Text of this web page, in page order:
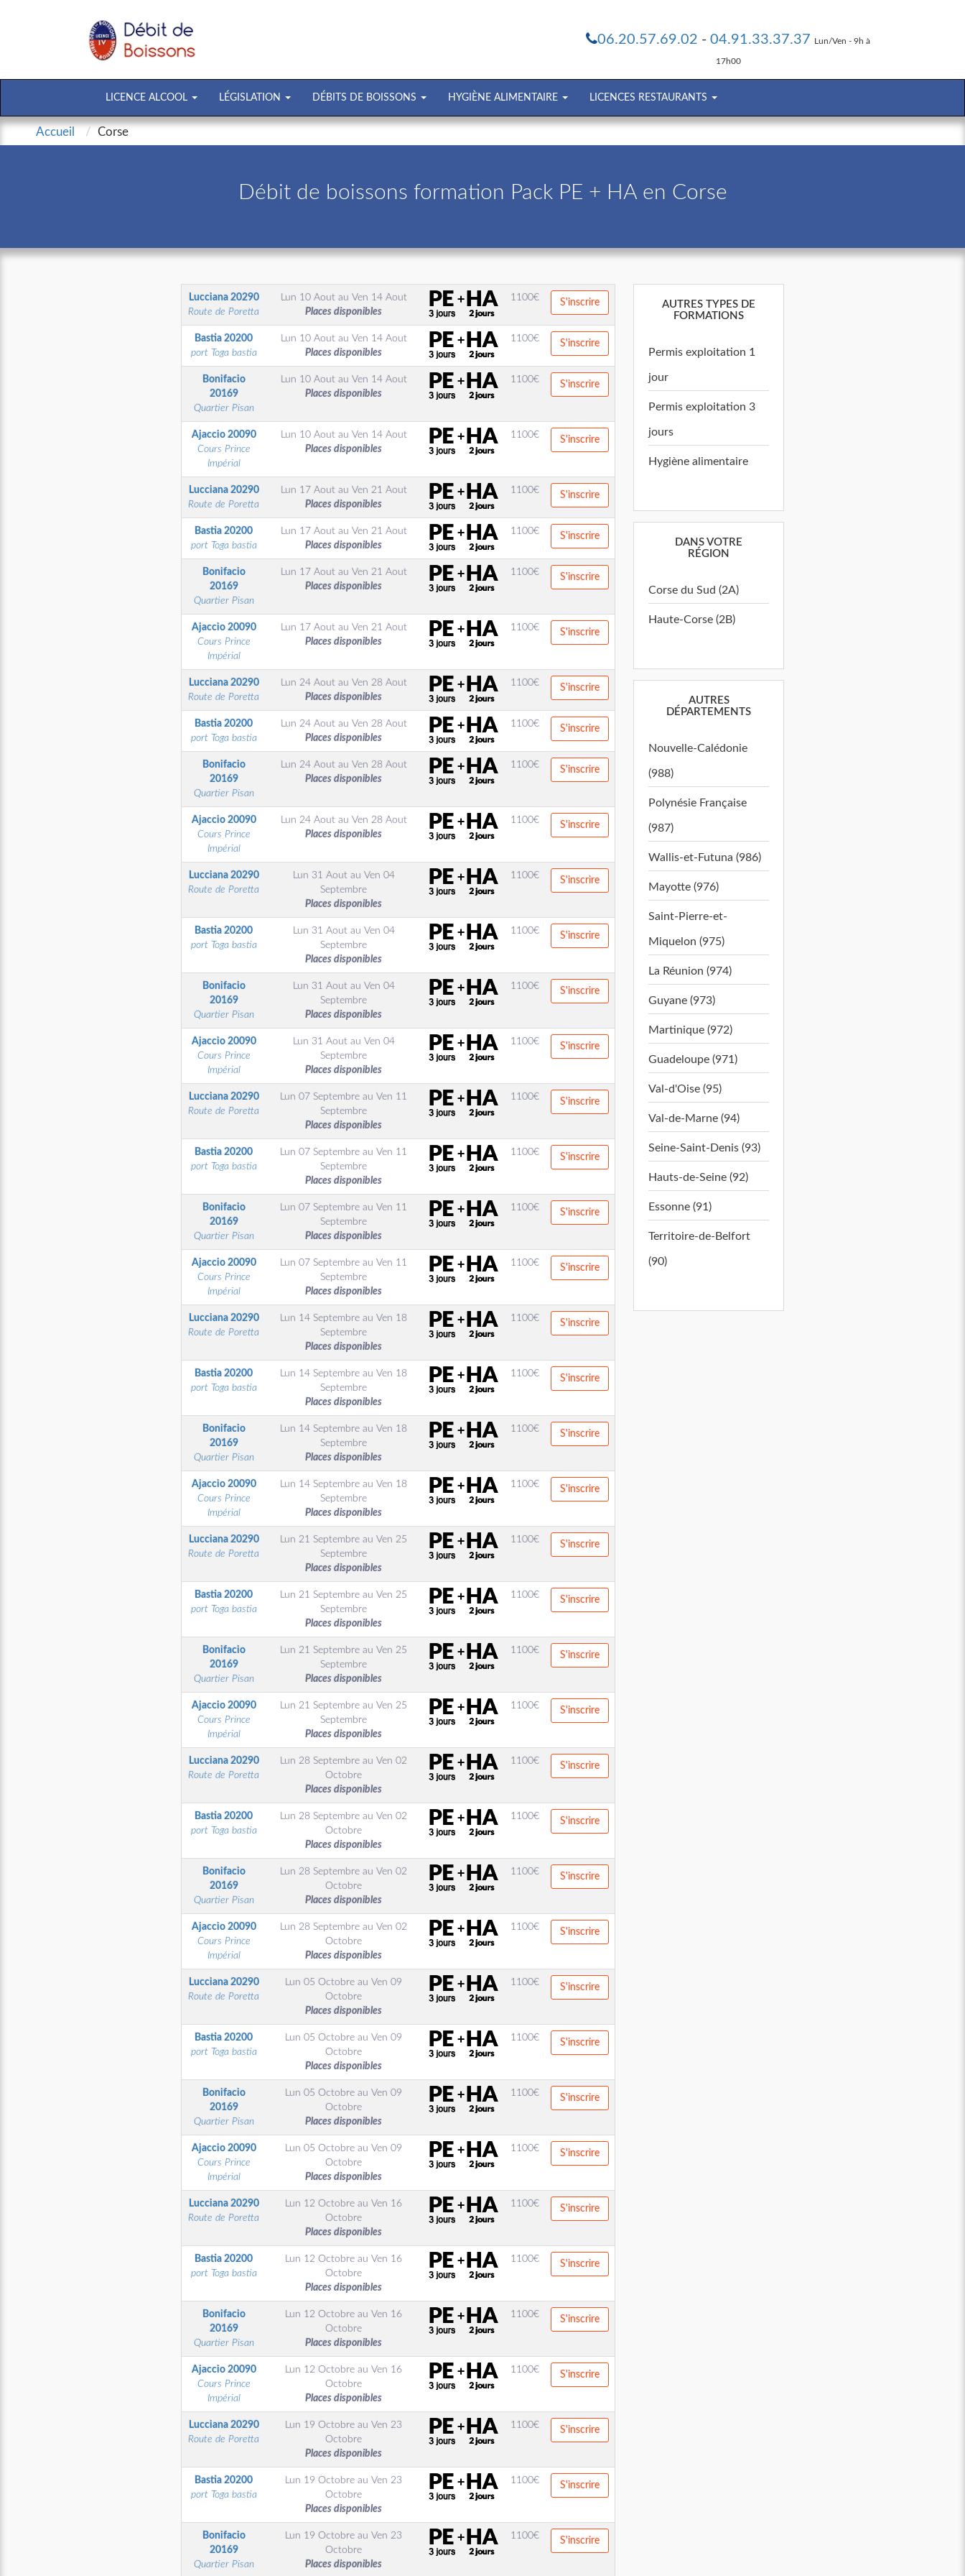
06.20.57.69.02 - 04.91.33.37.37 Lun/Ven - 9h à
17h00
LICENCE ALCOOL LÉGISLATION DÉBITS DE BOISSONS HYGIÈNE ALIMENTAIRE LICENCES RESTAURANTS
Accueil Corse
Débit de boissons formation Pack PE + HA en Corse
Lucciana 20290
Route de Poretta
Lun 10 Aoutau Ven 14 Aout
Places disponibles
1100€ S'inscrire
Bastia20200
port Toga bastia
Lun 10 Aoutau Ven 14 Aout
Places disponibles
1100€ S'inscrire
Bonifacio
20169
Quartier Pisan
Lun 10 Aoutau Ven 14 Aout
Places disponibles
1100€ S'inscrire
Ajaccio 20090
Cours Prince
Impérial
Lun 10 Aoutau Ven 14 Aout
Places disponibles
1100€ S'inscrire
Lucciana 20290
Route de Poretta
Lun 17 Aoutau Ven 21 Aout
Places disponibles
1100€ S'inscrire
Bastia20200
port Toga bastia
Lun 17 Aoutau Ven 21 Aout
Places disponibles
1100€ S'inscrire
Bonifacio
20169
Quartier Pisan
Lun 17 Aoutau Ven 21 Aout
Places disponibles
1100€ S'inscrire
Ajaccio 20090
Cours Prince
Impérial
Lun 17 Aoutau Ven 21 Aout
Places disponibles
1100€ S'inscrire
Lucciana 20290
Route de Poretta
Lun 24 Aoutau Ven 28 Aout
Places disponibles
1100€ S'inscrire
Bastia20200
port Toga bastia
Lun 24 Aoutau Ven 28 Aout
Places disponibles
1100€ S'inscrire
Bonifacio
20169
Quartier Pisan
Lun 24 Aoutau Ven 28 Aout
Places disponibles
1100€ S'inscrire
Ajaccio 20090
Cours Prince
Impérial
Lun 24 Aoutau Ven 28 Aout
Places disponibles
1100€ S'inscrire
Lucciana 20290
Route de Poretta
Lun 31 Aoutau Ven 04
Septembre
Places disponibles
1100€ S'inscrire
Bastia20200
port Toga bastia
Lun 31 Aoutau Ven 04
Septembre
Places disponibles
1100€ S'inscrire
Bonifacio
20169
Quartier Pisan
Lun 31 Aoutau Ven 04
Septembre
Places disponibles
1100€ S'inscrire
Ajaccio 20090
Cours Prince
Impérial
Lun 31 Aoutau Ven 04
Septembre
Places disponibles
1100€ S'inscrire
Lucciana 20290
Route de Poretta
Lun 07 Septembre auVen 11
Septembre
Places disponibles
1100€ S'inscrire
Bastia20200
port Toga bastia
Lun 07 Septembre auVen 11
Septembre
Places disponibles
1100€ S'inscrire
Bonifacio
20169
Quartier Pisan
Lun 07 Septembre auVen 11
Septembre
Places disponibles
1100€ S'inscrire
Ajaccio 20090
Cours Prince
Impérial
Lun 07 Septembre auVen 11
Septembre
Places disponibles
1100€ S'inscrire
Lucciana 20290
Route de Poretta
Lun 14 Septembre auVen 18
Septembre
Places disponibles
1100€ S'inscrire
Bastia20200
port Toga bastia
Lun 14 Septembre auVen 18
Septembre
Places disponibles
1100€ S'inscrire
Bonifacio
20169
Quartier Pisan
Lun 14 Septembre auVen 18
Septembre
Places disponibles
1100€ S'inscrire
Ajaccio 20090
Cours Prince
Impérial
Lun 14 Septembre auVen 18
Septembre
Places disponibles
1100€ S'inscrire
Lucciana 20290
Route de Poretta
Lun 21 Septembre auVen 25
Septembre
Places disponibles
1100€ S'inscrire
Bastia20200
port Toga bastia
Lun 21 Septembre auVen 25
Septembre
Places disponibles
1100€ S'inscrire
Bonifacio
20169
Quartier Pisan
Lun 21 Septembre auVen 25
Septembre
Places disponibles
1100€ S'inscrire
Ajaccio 20090
Cours Prince
Impérial
Lun 21 Septembre auVen 25
Septembre
Places disponibles
1100€ S'inscrire
Lucciana 20290
Route de Poretta
Lun 28 Septembre auVen 02
Octobre
Places disponibles
1100€ S'inscrire
Bastia20200
port Toga bastia
Lun 28 Septembre auVen 02
Octobre
Places disponibles
1100€ S'inscrire
Bonifacio
20169
Quartier Pisan
Lun 28 Septembre auVen 02
Octobre
Places disponibles
1100€ S'inscrire
Ajaccio 20090
Cours Prince
Impérial
Lun 28 Septembre auVen 02
Octobre
Places disponibles
1100€ S'inscrire
Lucciana 20290
Route de Poretta
Lun 05 Octobre auVen 09
Octobre
Places disponibles
1100€ S'inscrire
Bastia20200
port Toga bastia
Lun 05 Octobre auVen 09
Octobre
Places disponibles
1100€ S'inscrire
Bonifacio
20169
Quartier Pisan
Lun 05 Octobre auVen 09
Octobre
Places disponibles
1100€ S'inscrire
Ajaccio 20090
Cours Prince
Impérial
Lun 05 Octobre auVen 09
Octobre
Places disponibles
1100€ S'inscrire
Lucciana 20290
Route de Poretta
Lun 12 Octobre auVen 16
Octobre
Places disponibles
1100€ S'inscrire
Bastia20200
port Toga bastia
Lun 12 Octobre auVen 16
Octobre
Places disponibles
1100€ S'inscrire
Bonifacio
20169
Quartier Pisan
Lun 12 Octobre auVen 16
Octobre
Places disponibles
1100€ S'inscrire
Ajaccio 20090
Cours Prince
Impérial
Lun 12 Octobre auVen 16
Octobre
Places disponibles
1100€ S'inscrire
Lucciana 20290
Route de Poretta
Lun 19 Octobre auVen 23
Octobre
Places disponibles
1100€ S'inscrire
Bastia20200
port Toga bastia
Lun 19 Octobre auVen 23
Octobre
Places disponibles
1100€ S'inscrire
Bonifacio
20169
Quartier Pisan
Lun 19 Octobre auVen 23
Octobre
Places disponibles
1100€ S'inscrire
AUTRES TYPES DE
FORMATIONS
Permis exploitation 1
jour
Permis exploitation 3
jours
Hygiène alimentaire
DANS VOTRE
RÉGION
Corse du Sud (2A)
Haute-Corse (2B)
AUTRES
DÉPARTEMENTS
Nouvelle-Calédonie
(988)
Polynésie Française
(987)
Wallis-et-Futuna (986)
Mayotte (976)
Saint-Pierre-et-
Miquelon (975)
La Réunion (974)
Guyane (973)
Martinique (972)
Guadeloupe (971)
Val-d'Oise (95)
Val-de-Marne (94)
Seine-Saint-Denis (93)
Hauts-de-Seine (92)
Essonne (91)
Territoire-de-Belfort
(90)